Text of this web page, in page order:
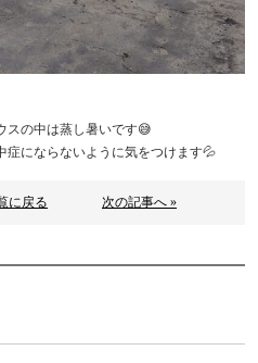
スの中は蒸し暑いです😅
症にならないように気をつけます💦
に戻る 次の記事へ »